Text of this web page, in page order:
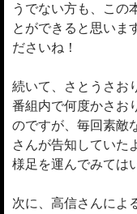
うでない方も、この
とができると思いま
ださいね！
続いて、さとうさお
番組内で何度かさお
のですが、毎回素敵
さんが告知していた
様足を運んでみては
次に、高信さんによ